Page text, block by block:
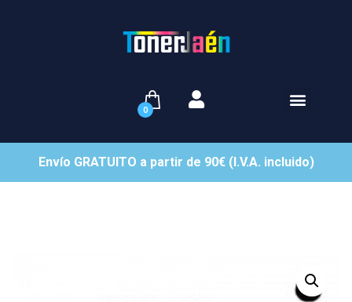
0
Envío GRATUITO a partir de 90€ (I.V.A. incluido)